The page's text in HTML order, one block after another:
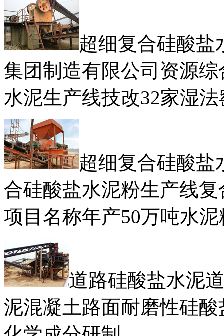
超细复合硅酸盐
集团制造有限公司资源
水泥生产线技改32家湿
超细复合硅酸盐
合硅酸盐水泥粉生产线
项目名称年产50万吨水
道路硅酸盐水泥
泥混凝土路面耐磨性硅